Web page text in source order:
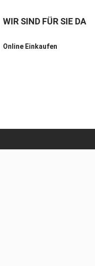
WIR SIND FÜR SIE DA
Online Einkaufen